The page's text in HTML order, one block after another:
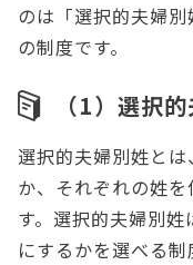
のは「選択的夫婦
の制度です。
（1）選択
選択的夫婦別姓と
か、それぞれの姓
す。選択的夫婦別
にするかを選べる